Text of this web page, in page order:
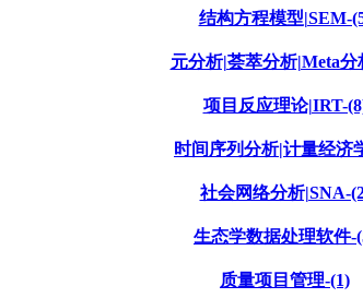
结构方程模型|SEM-
元分析|荟萃分析|Meta分
项目反应理论|IRT-
时间序列分析|计量经济
社会网络分析|SNA-
生态学数据处理软件-
质量项目管理-(1)